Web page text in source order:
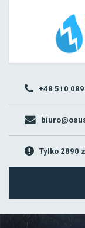
+48 510
Tylko 2890